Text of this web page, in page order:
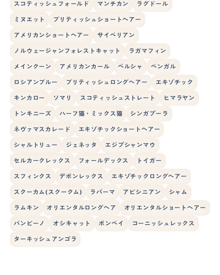
スコティッシュフォールド マンチカン ラグドール
ミヌエット ブリティッシュショートヘアー
アメリカンショートヘアー サイベリアン
ノルウェージャンフォレストキャット ラガマフィン
メインクーン アメリカンカール ペルシャ ベンガル
ロシアンブルー ブリティッシュロングヘアー エキゾチック
キンカロー ソマリ スコティッシュストレート ヒマラヤン
トンキニーズ ハーフ猫・ミックス猫 シンガプーラ
ネヴァマスカレード エキゾチックショートヘアー
シャルトリュー ジェネッタ エジプシャンマウ
セルカークレックス フォールデックス トイガー
スフィンクス デボンレックス エキゾチックロングヘアー
スクーカム(スクークム) ラパーマ アビシニアン シャム
ラムキン オリエンタルロングヘア オリエンタルショートヘアー
バンビーノ オシキャット ボンベイ コーニッシュレックス
ターキッシュアンゴラ